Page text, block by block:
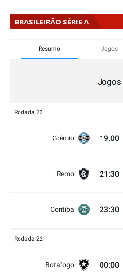
BRASILEIRÃO SÉRIE A
Resumo Jogos
Jogos
Rodada 22
Grêmio 19:00
Remo 21:30
Coritiba 23:30
Rodada 22
Botafogo 00:00